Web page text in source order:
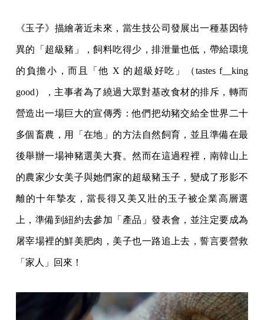
《玉子》描繪著近未來，當生技公司發展出一種基因特
異的「超級豬」，飼料吃得少，排泄量也低，帶給環境
的負擔小，而且「他 X 的超級好吃」（tastes f__king
good），主事者為了繞過大眾對基改食材的排斥，轉而
營造出一場巨大的宣傳秀：他們把幼豬交給全世界二十
多個畜農，用「在地」的方法自然飼育，並且準備在最
後舉辦一場神豬選美大賽。然而在這過程裡，南韓山上
的農家少女美子與她們家的超級豬玉子，變成了形影不
離的十年摯友，當長得又美又壯的玉子被企業高層選
上，準備到紐約去參加「產品」發表會，並注定要成為
屠宰場裡的鮮美肥肉，美子也一路追上去，誓言要營救
「家人」回來！